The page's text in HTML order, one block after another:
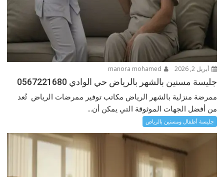
أبريل 2, 2026
جليسة مسنين بالشهر بالرياض حي الوادي 0567221680
ممرضة منزلية بالشهر الرياض مكاتب توفير ممرضات الرياض تُعد
من أفضل الجهات الموثوقة التي يمكن أن...
جليسة أطفال ومسنين بالرياض